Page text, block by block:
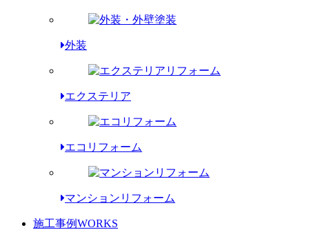
外装
エクステリア
エコリフォーム
マンションリフォーム
施工事例WORKS